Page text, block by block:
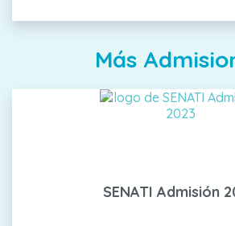
Más
SENATI Admisión